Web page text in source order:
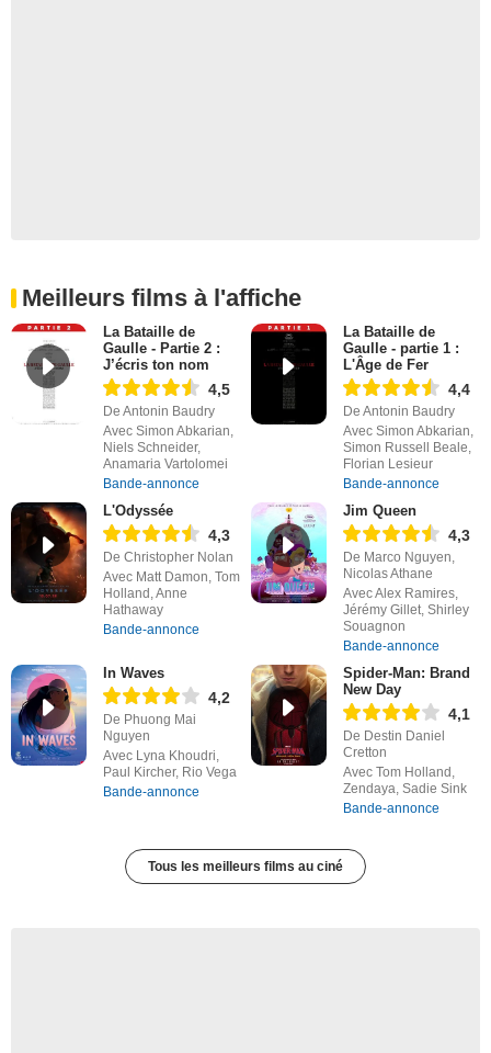
Meilleurs films à l'affiche
La Bataille de
Gaulle - Partie 2 :
J’écris ton nom
4,5
De Antonin Baudry
Avec Simon Abkarian,
Niels Schneider,
Anamaria Vartolomei
Bande-annonce
La Bataille de
Gaulle - partie 1 :
L'Âge de Fer
4,4
De Antonin Baudry
Avec Simon Abkarian,
Simon Russell Beale,
Florian Lesieur
Bande-annonce
L'Odyssée
4,3
De Christopher Nolan
Avec Matt Damon, Tom
Holland, Anne
Hathaway
Bande-annonce
Jim Queen
4,3
De Marco Nguyen,
Nicolas Athane
Avec Alex Ramires,
Jérémy Gillet, Shirley
Souagnon
Bande-annonce
In Waves
4,2
De Phuong Mai
Nguyen
Avec Lyna Khoudri,
Paul Kircher, Rio Vega
Bande-annonce
Spider-Man: Brand
New Day
4,1
De Destin Daniel
Cretton
Avec Tom Holland,
Zendaya, Sadie Sink
Bande-annonce
Tous les meilleurs films au ciné